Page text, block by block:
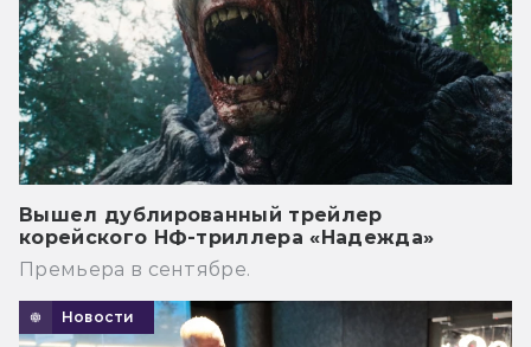
Вышел дублированный трейлер
корейского НФ-триллера «Надежда»
Премьера в сентябре.
Новости